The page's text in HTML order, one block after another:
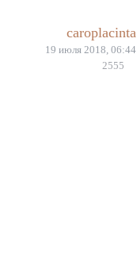
caroplacinta
19 июля 2018, 06:44
2555